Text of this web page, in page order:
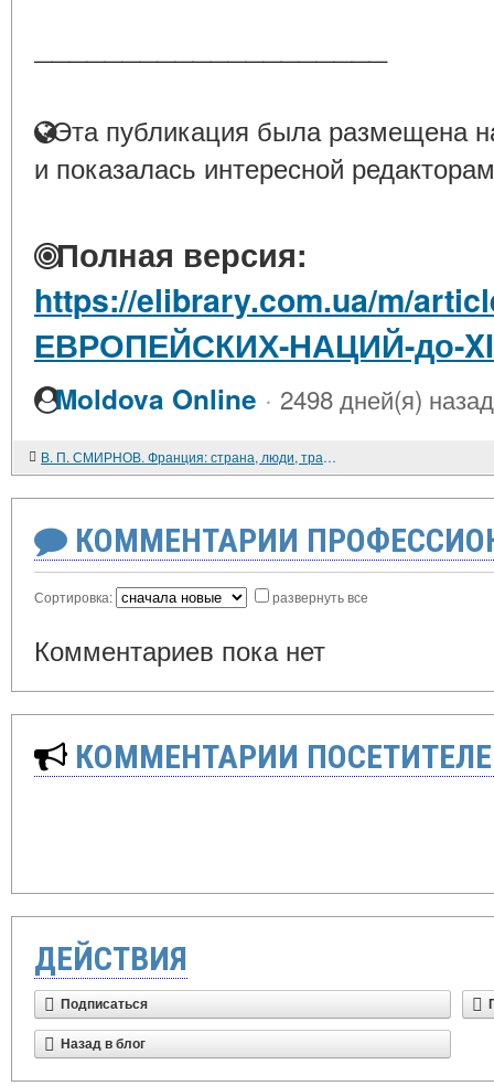
Эта публикация была размещена
и показалась интересной
Полная версия:
https://elibrary.com.ua/m/
ЕВРОПЕЙСКИХ-НАЦИЙ-до-
Moldova Online · 2498 дней(я) назад
В. П. СМИРНОВ. Франция: страна, люди, традиции. М. Мысль. 1988. 287 с.
КОММЕНТАРИИ
Сортировка: развернуть все
Комментариев пока нет
КОММЕНТАРИИ
ДЕЙСТВИЯ
Подписаться
Назад в блог